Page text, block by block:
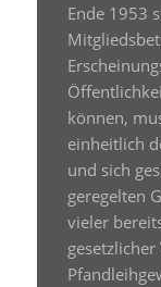
Ende 1953
können,
einheitlich
und sich
geregelten
vieler